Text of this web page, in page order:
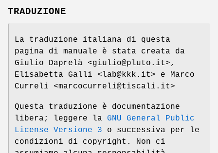
TRADUZIONE
La traduzione italiana di questa
pagina di manuale è stata creata da
Giulio Daprelà <giulio@pluto.it>,
Elisabetta Galli <lab@kkk.it> e Marco
Curreli <marcocurreli@tiscali.it>
Questa traduzione è documentazione
libera; leggere la GNU General Public
License Versione 3 o successiva per le
condizioni di copyright. Non ci